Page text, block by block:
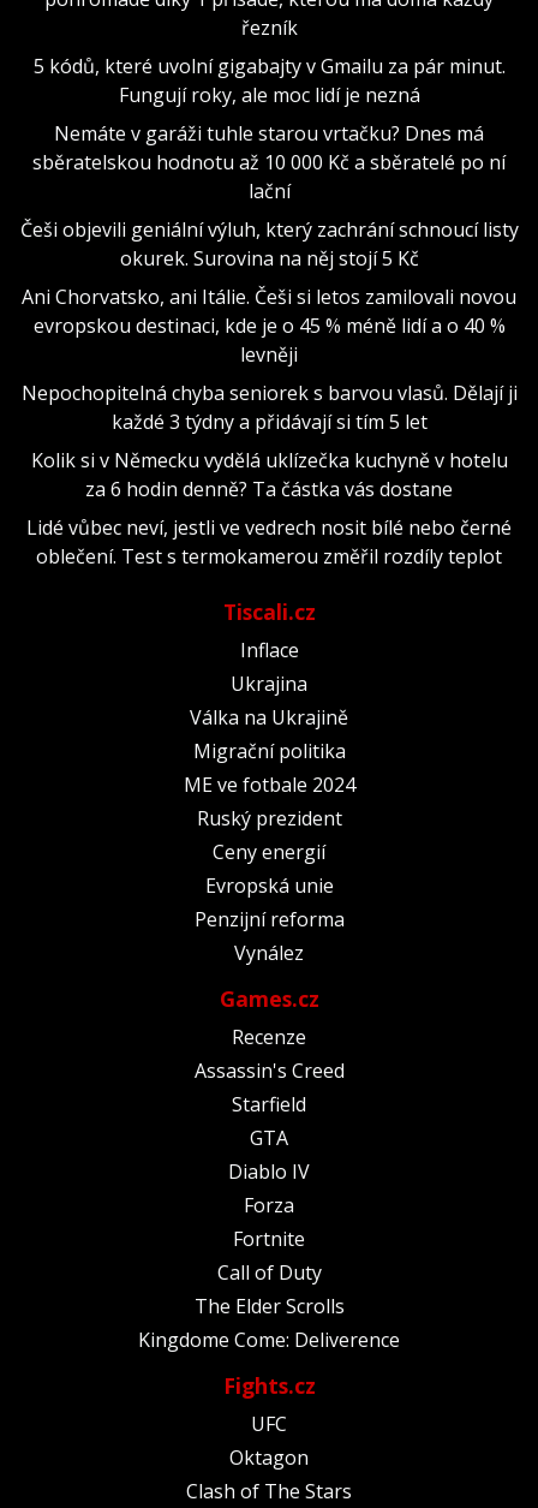
řezník
5 kódů, které uvolní gigabajty v Gmailu za pár minut.
Fungují roky, ale moc lidí je nezná
Nemáte v garáži tuhle starou vrtačku? Dnes má
sběratelskou hodnotu až 10 000 Kč a sběratelé po ní
lační
Češi objevili geniální výluh, který zachrání schnoucí listy
okurek. Surovina na něj stojí 5 Kč
Ani Chorvatsko, ani Itálie. Češi si letos zamilovali novou
evropskou destinaci, kde je o 45 % méně lidí a o 40 %
levněji
Nepochopitelná chyba seniorek s barvou vlasů. Dělají ji
každé 3 týdny a přidávají si tím 5 let
Kolik si v Německu vydělá uklízečka kuchyně v hotelu
za 6 hodin denně? Ta částka vás dostane
Lidé vůbec neví, jestli ve vedrech nosit bílé nebo černé
oblečení. Test s termokamerou změřil rozdíly teplot
Tiscali.cz
Inflace
Ukrajina
Válka na Ukrajině
Migrační politika
ME ve fotbale 2024
Ruský prezident
Ceny energií
Evropská unie
Penzijní reforma
Vynález
Games.cz
Recenze
Assassin's Creed
Starfield
GTA
Diablo IV
Forza
Fortnite
Call of Duty
The Elder Scrolls
Kingdome Come: Deliverence
Fights.cz
UFC
Oktagon
Clash of The Stars